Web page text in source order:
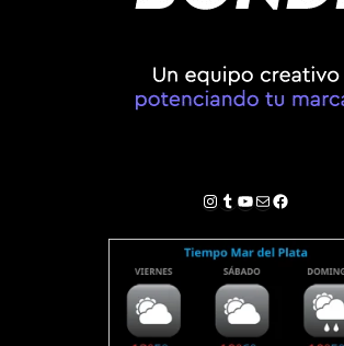
Instagram
Tumblr
YouTube
Correo electrónico
Facebook